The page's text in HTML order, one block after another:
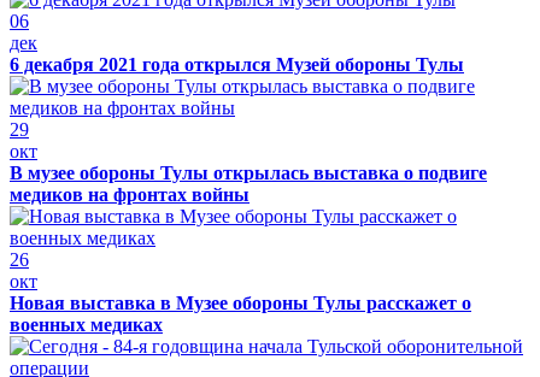
06
дек
6 декабря 2021 года открылся Музей обороны Тулы
29
окт
В музее обороны Тулы открылась выставка о подвиге
медиков на фронтах войны
26
окт
Новая выставка в Музее обороны Тулы расскажет о
военных медиках